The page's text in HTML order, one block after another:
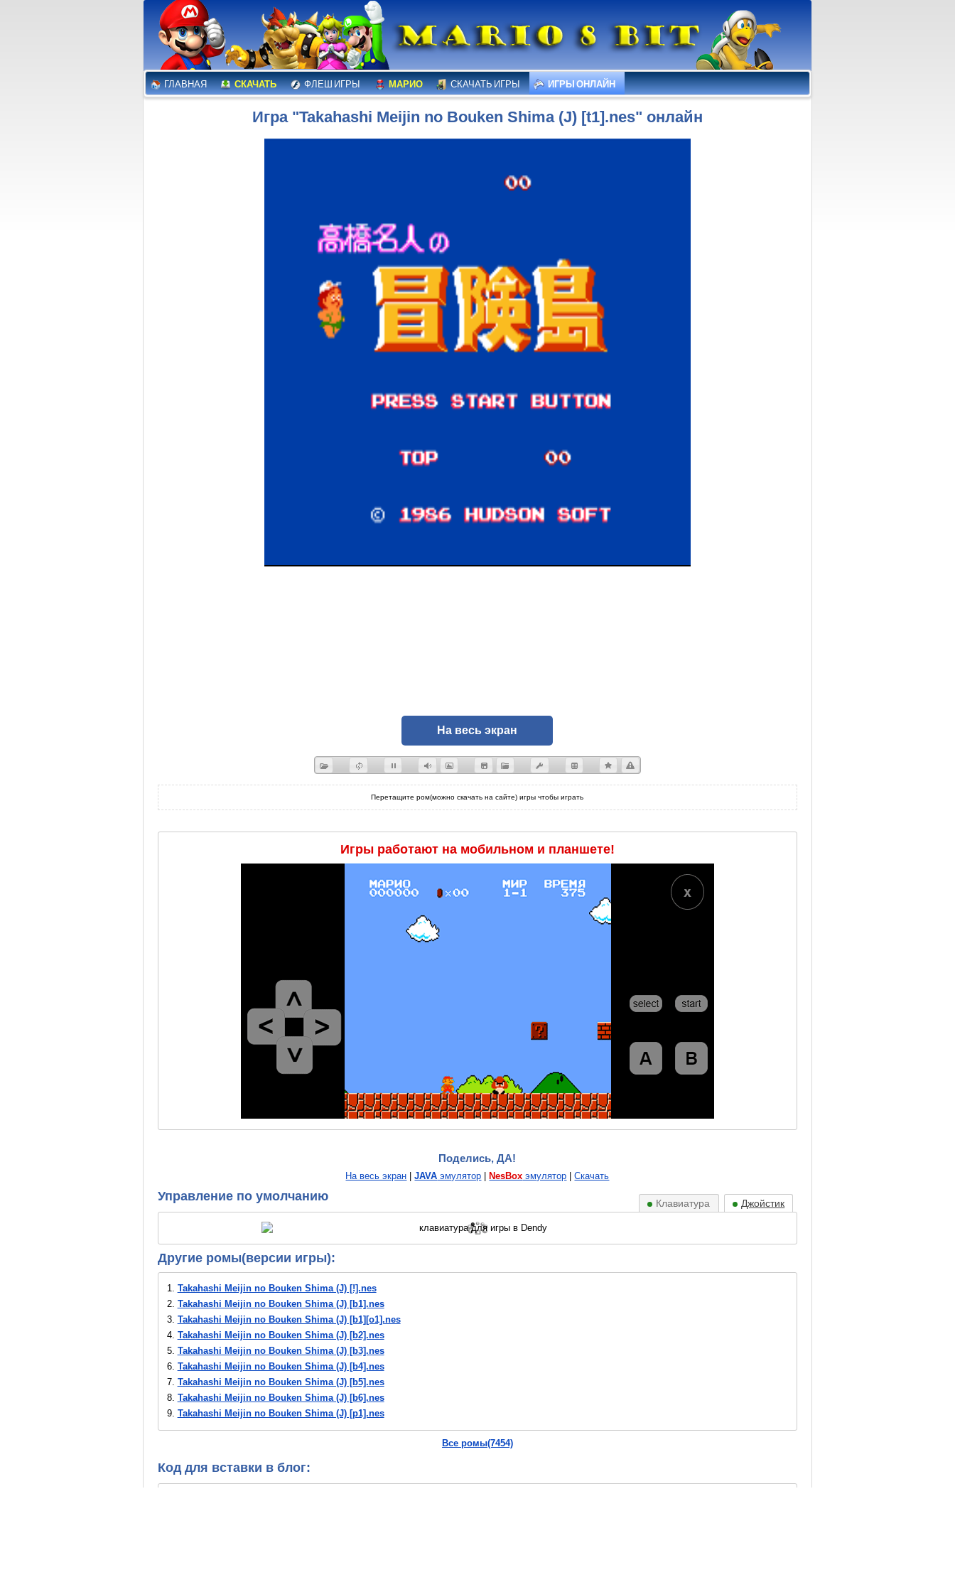
ГЛАВНАЯ СКАЧАТЬ ФЛЕШ ИГРЫ МАРИО СКАЧАТЬ ИГРЫ ИГРЫ ОНЛАЙН
Игра "Takahashi Meijin no Bouken Shima (J) [t1].nes" онлайн
На весь экран
Перетащите ром(можно скачать на сайте) игры чтобы играть
Игры работают на мобильном и планшете!
Поделись, ДА!
На весь экран |JAVA эмулятор NesBox эмулятор |Скачать
Управление по умолчанию Джойстик
Клавиатура
Другие ромы(версии игры):
1. Takahashi Meijin no Bouken Shima (J) [!].nes
2. Takahashi Meijin no Bouken Shima (J) [b1].nes
3. Takahashi Meijin no Bouken Shima (J) [b1][o1].nes
4. Takahashi Meijin no Bouken Shima (J) [b2].nes
5. Takahashi Meijin no Bouken Shima (J) [b3].nes
6. Takahashi Meijin no Bouken Shima (J) [b4].nes
7. Takahashi Meijin no Bouken Shima (J) [b5].nes
8. Takahashi Meijin no Bouken Shima (J) [b6].nes
9. Takahashi Meijin no Bouken Shima (J) [p1].nes
10.Takahashi Meijin no Bouken Shima (J) [T+Chi].nes
Все ромы(7454)
Код для вставки в блог: